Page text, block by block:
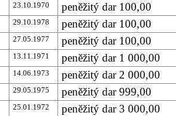
23.10.1970 peněžitý dar 100,00
29.10.1978 peněžitý dar 100,00
27.05.1977 peněžitý dar 100,00
13.11.1971 peněžitý dar 1 000,00
14.06.1973 peněžitý dar 2 000,00
29.05.1975 peněžitý dar 999,00
25.01.1972 peněžitý dar 3 000,00